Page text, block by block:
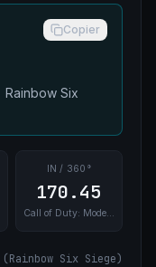
Copier
Rainbow Six
IN / 360°
170.45
Call of Duty: Modern Warfare III
(Rainbow Six Siege)